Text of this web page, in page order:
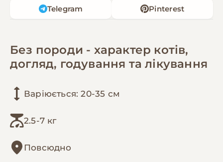
Telegram Pinterest
Без породи - характер котів,
догляд, годування та лікування
Варіюється: 20-35 см
2.5-7 кг
Повсюдно